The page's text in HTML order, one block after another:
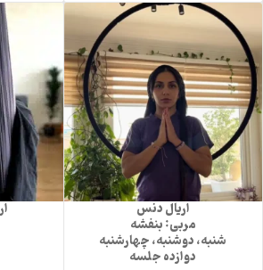
اریال دنس
مربی: بنفشه
شنبه، دوشنبه، چهارشنبه
دوازده جلسه